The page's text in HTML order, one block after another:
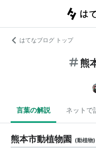
はてなブログ トップ
熊
言葉の解説 ネットで
熊本市動植物園 (動植物)